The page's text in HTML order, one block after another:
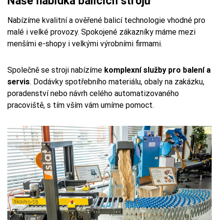
Nabízíme kvalitní a ověřené balicí technologie vhodné pro
malé i velké provozy. Spokojené zákazníky máme mezi
menšími e-shopy i velkými výrobními firmami.
Společně se stroji nabízíme komplexní služby pro balení a
servis. Dodávky spotřebního materiálu, obaly na zakázku,
poradenství nebo návrh celého automatizovaného
pracoviště, s tím vším vám umíme pomoct.